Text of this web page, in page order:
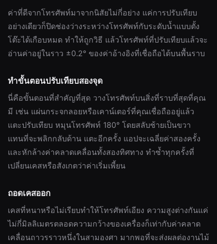
ค่าที่ดีจากโทรศัพท์มาจากนิสัยไม่กี่อย่าง แค่การปรับเทียบ
อย่างเดียวก็ปิดช่องว่างระหว่างโทรศัพท์กับระดับน้ำแบบตั้ง
โต๊ะได้เกือบหมด ทำให้ถูกวิธี แล้วโทรศัพท์ที่ปรับเทียบแล้วจะ
อ่านค่าอยู่ในราว ±0.2° ของค่าอ้างอิงที่เชื่อถือได้บนพื้นราบ
ทำขั้นตอนปรับเทียบสองจุด
นี่คือขั้นตอนที่สำคัญที่สุด วางโทรศัพท์บนสิ่งที่ราบที่สุดที่คุณ
มี เช่น แผ่นกระจกลอยหรือเคาน์เตอร์ที่คุณเชื่อถืออยู่แล้ว
แตะปรับเทียบ หมุนโทรศัพท์ 180° โดยสลับซ้ายเป็นขวา
แทนที่จะพลิกกลับด้าน แตะอีกครั้ง แอปจะเฉลี่ยค่าสองครั้ง
และหักล้างค่าคลาดเคลื่อนทั้งสองทิศทาง ทำซ้ำทุกครั้งที่
เปลี่ยนเคสหรือสังเกตว่าค่าเริ่มเพี้ยน
ถอดเคสออก
เคสที่หนาหรือไม่เรียบทำให้โทรศัพท์เอียง ความสูงต่างกันแค่
ไม่กี่มิลลิเมตรตลอดความกว้างของเครื่องก็เท่ากับค่าคลาด
เคลื่อนถาวรราวหนึ่งในสามองศา มากพอที่จะส่งผลต่องานไม้